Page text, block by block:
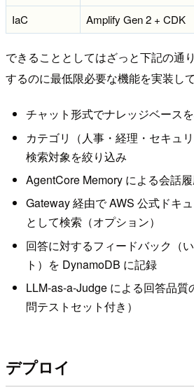
IaC Amplify Gen 2 + CDK
できることとしてはざっと下記の通
するのに最低限必要な機能を実装して
チャット形式でナレッジベース
カテゴリ（人事・経理・セキュ
検索対象を絞り込み
AgentCore Memory による会話
Gateway 経由で AWS 公式ドキ
として検索（オプション）
回答に対するフィードバック（
ト）を DynamoDB に記録
LLM-as-a-Judge による回答品
問テストセット付き）
デプロイ